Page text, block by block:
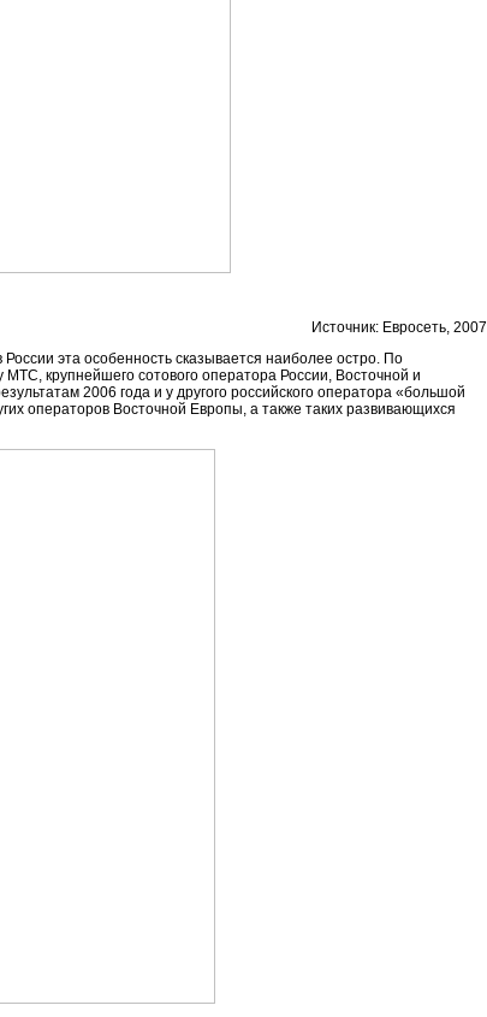
Источник: Евросеть, 2007
эта особенность сказывается наиболее остро. По
крупнейшего сотового оператора России, Восточной и
2006 года и у другого российского оператора «большой
операторов Восточной Европы, а также таких развивающихся